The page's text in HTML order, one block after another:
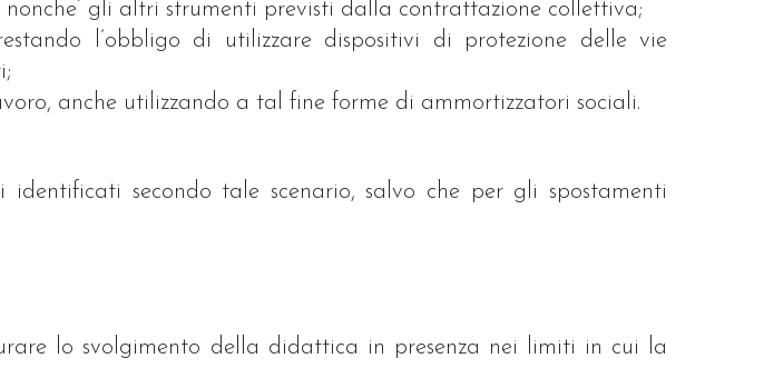
gli altri strumenti previsti dalla contrattazione collettiva;
l’obbligo di utilizzare dispositivi di protezione delle vie
anche utilizzando a tal fine forme di ammortizzatori sociali.
secondo tale scenario, salvo che per gli spostamenti
lo svolgimento della didattica in presenza nei limiti in cui la